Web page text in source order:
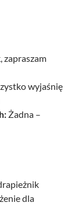
zapraszam
wyjaśnię
Żadna –
dla